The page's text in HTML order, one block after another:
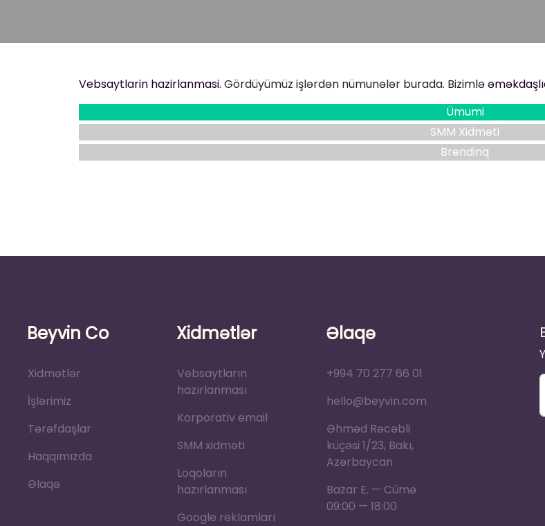
Vebsaytlarin hazirlanmasi. Gördüyümüz işlərdən nümunələr burada. Bizimlə
Ümumi
SMM Xidməti
Brendinq
Beyvin Co
Xidmətlər
İşlərimiz
Tərəfdaşlar
Haqqımızda
Əlaqə
Xidmətlər
Vebsaytların
hazırlanması
Korporativ email
SMM xidməti
Loqoların
hazırlanması
Google reklamları
Əlaqə
+994 70 277 66 01
hello@beyvin.com
Əhməd Rəcəbli
küçəsi 1/23, Bakı,
Azərbaycan
Bazar E. — Cümə
09:00 — 18:00